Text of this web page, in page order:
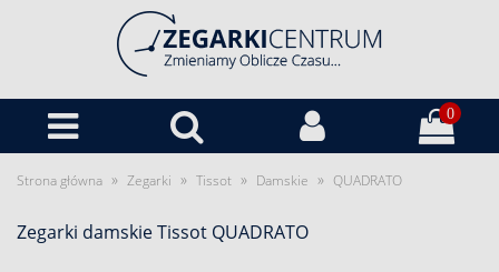
0
Strona główna » Zegarki » Tissot » Damskie » QUADRATO
Zegarki damskie Tissot QUADRATO